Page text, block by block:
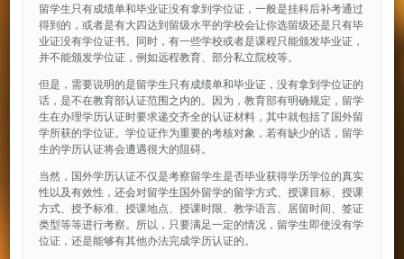
留学生只有成绩单和毕业证没有拿到学位证，一般是挂科后补考通过
得到的，或者是有大四达到留级水平的学校会让你选留级还是只有毕
业证没有学位证书。同时，有一些学校或者是课程只能颁发毕业证，
并不能颁发学位证，例如远程教育、部分私立院校等。
但是，需要说明的是留学生只有成绩单和毕业证，没有拿到学位证的
话，是不在教育部认证范围之内的。因为，教育部有明确规定，留学
生在办理学历认证时要求递交齐全的认证材料，其中就包括了国外留
学所获的学位证。学位证作为重要的考核对象，若有缺少的话，留学
生的学历认证将会遭遇很大的阻碍。
当然，国外学历认证不仅是考察留学生是否毕业获得学历学位的真实
性以及有效性，还会对留学生国外留学的留学方式、授课目标、授课
方式、授予标准、授课地点、授课时限、教学语言、居留时间、签证
类型等等进行考察。所以，只要满足一定的情况，留学生即使没有学
位证，还是能够有其他办法完成学历认证的。